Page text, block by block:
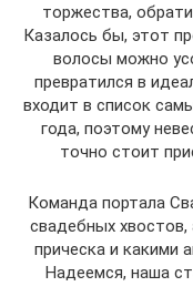
торжества,
Казалось бы, этот
волосы можно
превратился в
входит в список
года, поэтому
точно стоит
Команда портала
свадебных
прическа и какими
Надеемся, наша